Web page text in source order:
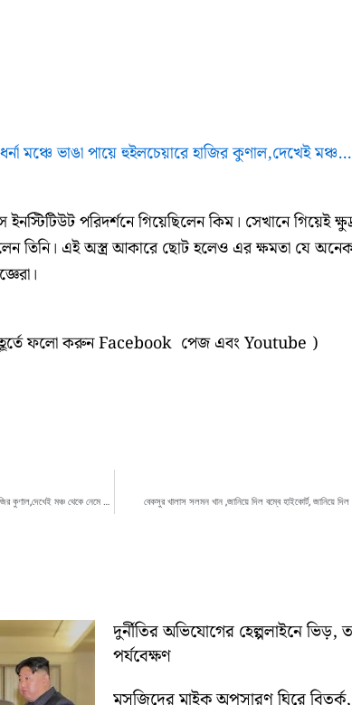
মঞ্চে ভাঙা পায়ে হুইলচেয়ারে হাজির কুণাল,দেখেই মঞ্চ…
পরিদর্শনে গিয়েছিলেন কিম। সেখানে গিয়েই
তিনি। এই অস্ত্র আকারে ছোট হলেও এর ক্ষমতা যে
ফলো করুন Facebook পেজ এবং Youtube )
রেড রোডে নেত্রীর ধর্না মঞ্চে ভাঙা পায়ে হুইলচেয়ারে হাজির কুণাল,দেখেই মঞ্চ থেকে নেমে এলেন মমতা , বেকসুর খালাস সলমন খান ,জানিয়ে দিল বম্বে হাইকোর্ট, জানিয়ে দিল
দুর্নীতির অভিযোগের হেল্পলাইনে
পর্যবেক্ষণ